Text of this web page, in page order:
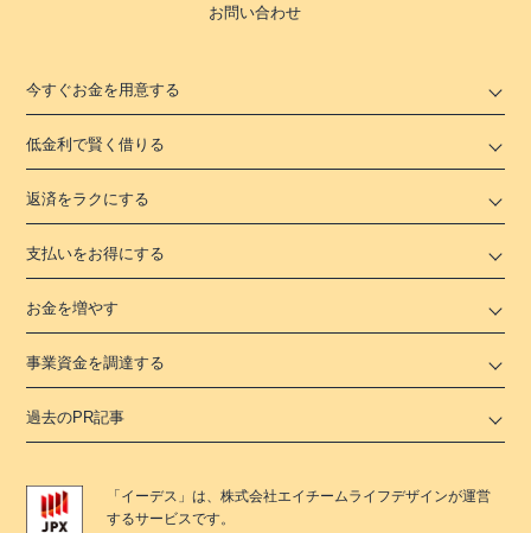
お問い合わせ
今すぐお金を用意する
低金利で賢く借りる
返済をラクにする
支払いをお得にする
お金を増やす
事業資金を調達する
過去のPR記事
「 イーデス 」は、株式会社エイチームライフデザインが運営
するサービスです。